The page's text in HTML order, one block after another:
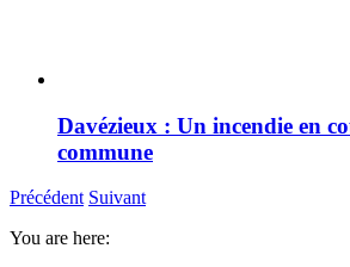
Davézieux : Un incendie en
commune
Précédent Suivant
You are here: